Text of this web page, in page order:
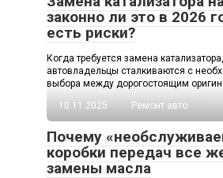
законно ли это в 2026
есть риски?
Когда требуется замена
автовладельцы сталкиваются с
выбора между дорогостоящим
10.11.2025
Ремонт авто
Почему
коробки передач все
замены масла